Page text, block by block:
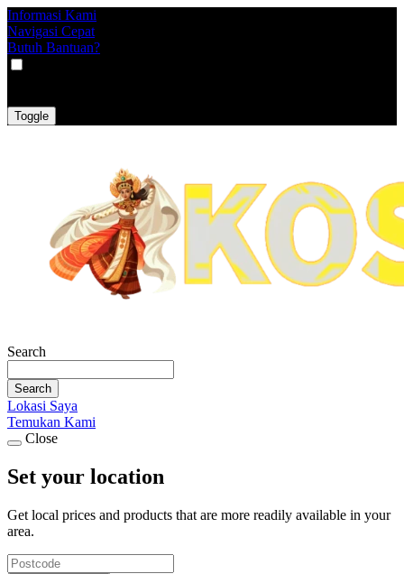
Informasi Kami
Navigasi Cepat
Butuh Bantuan?
Toggle
Search
Search
Lokasi Saya
Temukan Kami
Close
Set your location
Get local prices and products that are more readily available in your
area.